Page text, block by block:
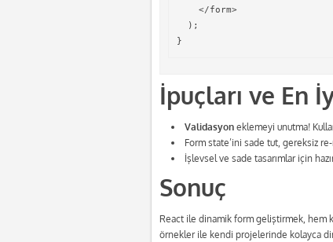
    </form>
  );
İpuçları ve En
Validasyoneklemeyi unutma!
Form state’ini sade tut, gereksiz
İşlevsel ve sade tasarımlar için
Sonuç
React ile dinamik form geliştirmek, hem
örnekler ile kendi projelerinde kolayca